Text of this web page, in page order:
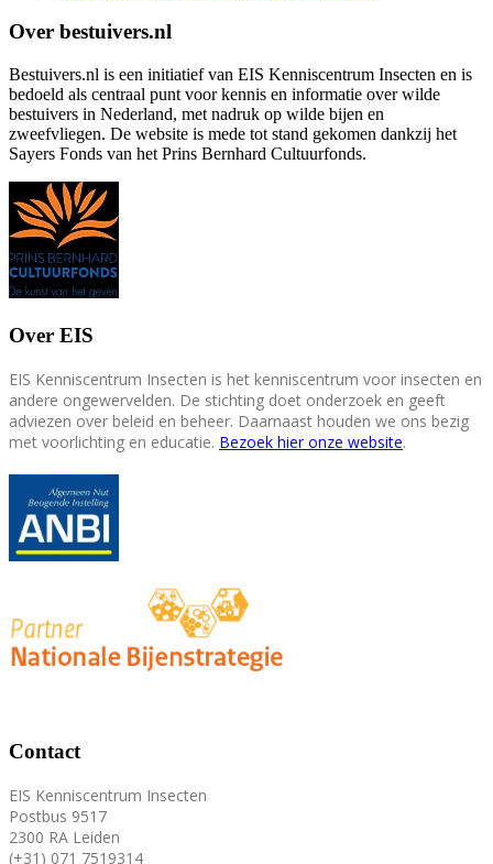
Over bestuivers.nl
Bestuivers.nl is een initiatief van EIS Kenniscentrum Insecten en is
bedoeld als centraal punt voor kennis en informatie over wilde
bestuivers in Nederland, met nadruk op wilde bijen en
zweefvliegen. De website is mede tot stand gekomen dankzij het
Sayers Fonds van het Prins Bernhard Cultuurfonds.
Over EIS
EIS Kenniscentrum Insecten is het kenniscentrum voor insecten en
andere ongewervelden. De stichting doet onderzoek en geeft
adviezen over beleid en beheer. Daarnaast houden we ons bezig
met voorlichting en educatie. Bezoek hier onze website.
Contact
EIS Kenniscentrum Insecten
Postbus 9517
2300 RA Leiden
(+31) 071 7519314